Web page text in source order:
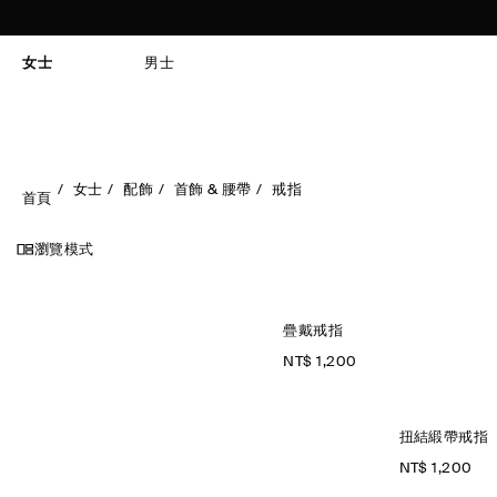
女士 男士
首頁
女士 配飾 首飾 & 腰帶 戒指
瀏覽模式
疊戴戒指
NT$ 1,200
扭結緞帶戒指
NT$ 1,200